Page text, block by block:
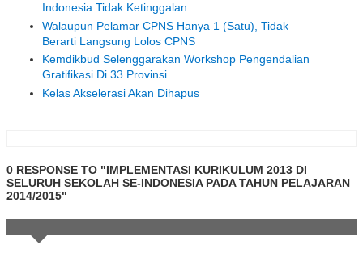
Indonesia Tidak Ketinggalan
Walaupun Pelamar CPNS Hanya 1 (Satu), Tidak
Berarti Langsung Lolos CPNS
Kemdikbud Selenggarakan Workshop Pengendalian
Gratifikasi Di 33 Provinsi
Kelas Akselerasi Akan Dihapus
0 RESPONSE TO "IMPLEMENTASI KURIKULUM 2013 DI
SELURUH SEKOLAH SE-INDONESIA PADA TAHUN PELAJARAN
2014/2015"